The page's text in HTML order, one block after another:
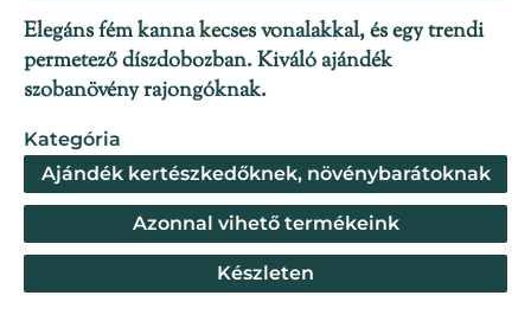
Elegáns fém kanna kecses vonalakkal, és egy trendi
permetező díszdobozban. Kiváló ajándék
szobanövény rajongóknak.
Kategória
Ajándék kertészkedőknek, növénybarátoknak
Azonnal vihető termékeink
Készleten